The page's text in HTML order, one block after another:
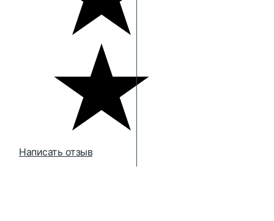
Написать отзыв